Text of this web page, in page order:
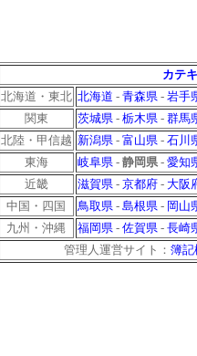
カテ
北海道・東北 北海道 - 青森県- 岩手
関東
茨城県- 栃木県- 群馬
北陸・甲信越 新潟県- 富山県- 石川
東海
岐阜県- 静岡県- 愛知
近畿
滋賀県- 京都府- 大阪
中国・四国
鳥取県- 島根県- 岡山
九州・沖縄
福岡県- 佐賀県- 長崎
管理人運営サイト： 簿記